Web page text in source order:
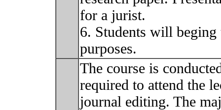
for a jurist.
6. Students will
purposes.
The course is
required to attend the
journal editing. The